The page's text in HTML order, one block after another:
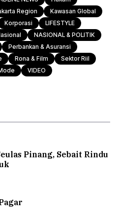
Region
Kawasan Global
Korporasi
LIFESTYLE
NASIONAL & POLITIK
Perbankan & Asuransi
Rona & Film
Sektor Riil
VIDEO
Pinang, Sebait Rindu